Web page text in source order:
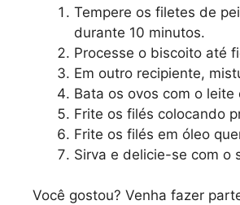
Tempere os filetes de
durante 10 minutos.
Processe o biscoito até
Em outro recipiente,
Bata os ovos com o
Frite os filés colocando
Frite os filés em óleo
Sirva e delicie-se com o
Você gostou? Venha fazer